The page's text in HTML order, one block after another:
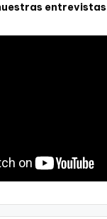
entrevistas